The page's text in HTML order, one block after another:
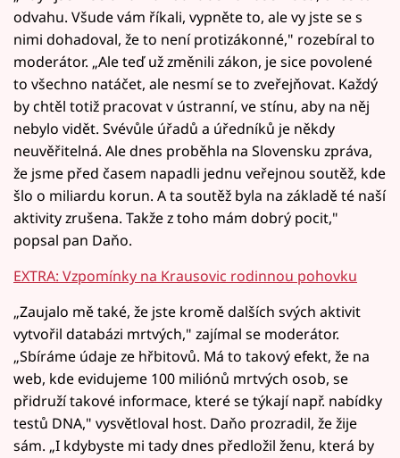
odvahu. Všude vám říkali, vypněte to, ale vy jste se s
nimi dohadoval, že to není protizákonné," rozebíral to
moderátor. „Ale teď už změnili zákon, je sice povolené
to všechno natáčet, ale nesmí se to zveřejňovat. Každý
by chtěl totiž pracovat v ústranní, ve stínu, aby na něj
nebylo vidět. Svévůle úřadů a úředníků je někdy
neuvěřitelná. Ale dnes proběhla na Slovensku zpráva,
že jsme před časem napadli jednu veřejnou soutěž, kde
šlo o miliardu korun. A ta soutěž byla na základě té naší
aktivity zrušena. Takže z toho mám dobrý pocit,"
popsal pan Daňo.
EXTRA: Vzpomínky na Krausovic rodinnou pohovku
„Zaujalo mě také, že jste kromě dalších svých aktivit
vytvořil databázi mrtvých," zajímal se moderátor.
„Sbíráme údaje ze hřbitovů. Má to takový efekt, že na
web, kde evidujeme 100 miliónů mrtvých osob, se
přidruží takové informace, které se týkají např. nabídky
testů DNA," vysvětloval host. Daňo prozradil, že žije
sám. „I kdybyste mi tady dnes předložil ženu, která by